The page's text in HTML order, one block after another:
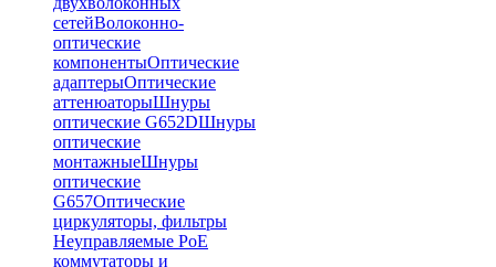
сетейВолоконно-
оптические
компонентыОптические
адаптерыОптические
аттенюаторыШнуры
оптические G652DШнуры
оптические
монтажныеШнуры
оптические
G657Оптические
циркуляторы, фильтры
Неуправляемые PoE
коммутаторы и